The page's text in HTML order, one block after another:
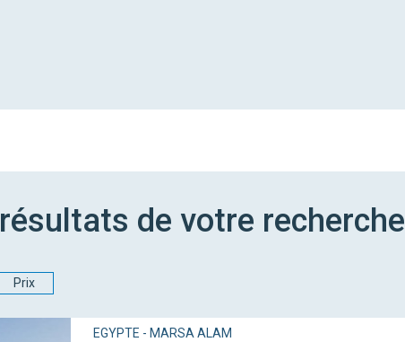
résultats de votre recherche
Prix
EGYPTE - MARSA ALAM